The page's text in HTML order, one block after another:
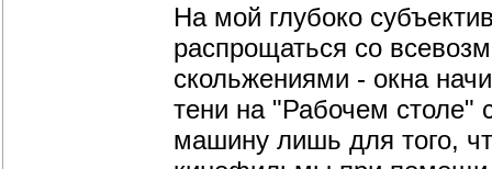
На мой глубоко
распрощаться со
скольжениями - окна
тени на "Рабочем столе"
машину лишь для того,